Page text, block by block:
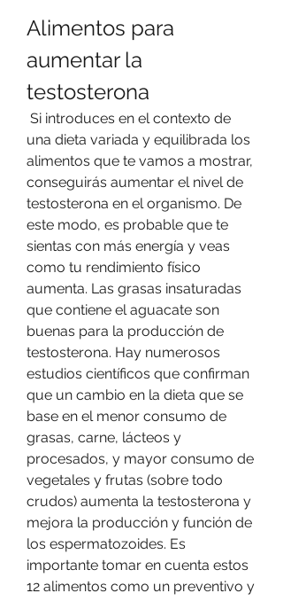
Alimentos para
aumentar la
testosterona
una dieta variada y equilibrada los
alimentos que te vamos a mostrar,
conseguirás aumentar el nivel de
testosterona en el organismo. De
este modo, es probable que te
sientas con más energía y veas
como tu rendimiento físico
aumenta. Las grasas insaturadas
que contiene el aguacate son
buenas para la producción de
testosterona. Hay numerosos
estudios científicos que confirman
que un cambio en la dieta que se
base en el menor consumo de
grasas, carne, lácteos y
procesados, y mayor consumo de
vegetales y frutas (sobre todo
crudos) aumenta la testosterona y
mejora la producción y función de
los espermatozoides. Es
importante tomar en cuenta estos
12 alimentos como un preventivo y